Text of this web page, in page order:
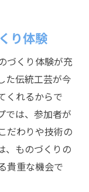
り体験
づくり体験が充
た伝統工芸が今
くれるからで
では、参加者が
だわりや技術の
、ものづくりの
貴重な機会で